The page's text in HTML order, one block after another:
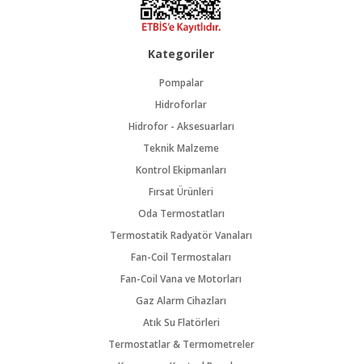
Kategoriler
Pompalar
Hidroforlar
Hidrofor - Aksesuarları
Teknik Malzeme
Kontrol Ekipmanları
Fırsat Ürünleri
Oda Termostatları
Termostatik Radyatör Vanaları
Fan-Coil Termostaları
Fan-Coil Vana ve Motorları
Gaz Alarm Cihazları
Atık Su Flatörleri
Termostatlar & Termometreler